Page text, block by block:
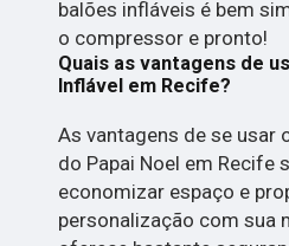
balões infláveis é bem
o compressor e pronto!
Quais as vantagens de
Inflável em Recife?
As vantagens de se usar
do Papai Noel em Recife
economizar espaço e
personalização com sua